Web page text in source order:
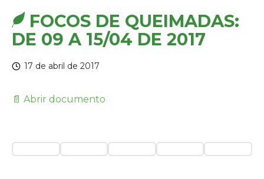
FOCOS DE QUEIMADAS:
DE 09 A 15/04 DE 2017
17 de abril de 2017
📄 Abrir documento